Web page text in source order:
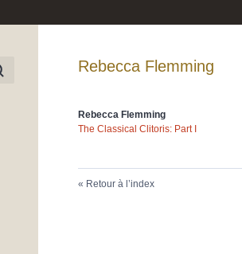
Rebecca Flemming
Rebecca Flemming
The Classical Clitoris: Part I
Retour à l’index